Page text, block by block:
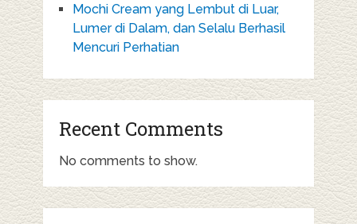
Mochi Cream yang Lembut di Luar,
Lumer di Dalam, dan Selalu Berhasil
Mencuri Perhatian
Recent Comments
No comments to show.